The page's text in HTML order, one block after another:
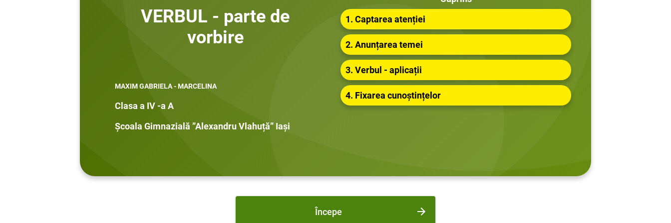
VERBUL - parte de
vorbire
MAXIM GABRIELA - MARCELINA
Clasa a IV -a A
Școala Gimnazială ”Alexandru Vlahuță” Iași
1. Captarea atenției
2. Anunțarea temei
3. Verbul - aplicații
4. Fixarea cunoștințelor
Începe